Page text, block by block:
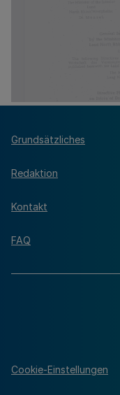
Grundsätzliches
Redaktion
Kontakt
FAQ
Cookie-Einstellungen